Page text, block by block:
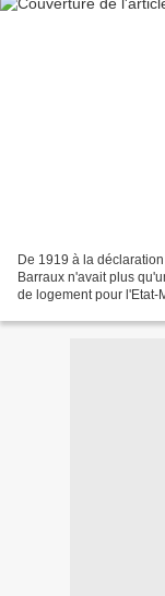
De 1919 à la
Barraux n'avait plus
de logement pour l'Etat-